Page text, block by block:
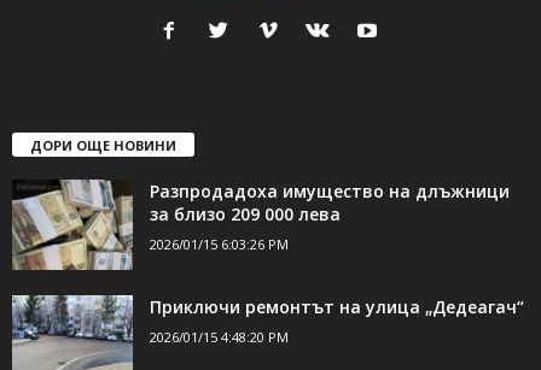
ДОРИ ОЩЕ НОВИНИ
Разпродадоха имущество на длъжници
за близо 209 000 лева
2026/01/15 6:03:26 PM
Приключи ремонтът на улица „Дедеагач“
2026/01/15 4:48:20 PM